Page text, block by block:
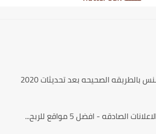
الصحيحه بعد تحديثات 2020
الصادقه - افضل 5 مواقع للربح...